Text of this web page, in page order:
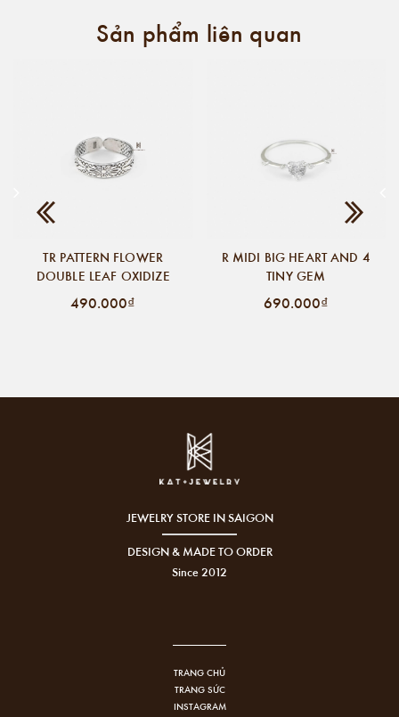
Sản phẩm liên quan
TR PATTERN FLOWER
DOUBLE LEAF OXIDIZE
490.000₫
R MIDI BIG HEART AND 4
TINY GEM
690.000₫
JEWELRY STORE IN SAIGON
DESIGN & MADE TO ORDER
Since 2012
TRANG CHỦ
TRANG SỨC
INSTAGRAM